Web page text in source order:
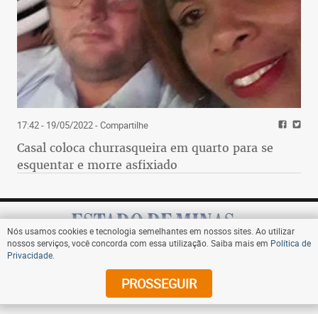
17:42 - 19/05/2022- Compartilhe
Casal coloca churrasqueira em quarto para se
esquentar e morre asfixiado
Assine
Nós usamos cookies e tecnologia semelhantes em nossos sites. Ao utilizar
nossos serviços, você concorda com essa utilização. Saiba mais em Política de
Privacidade
PROSSEGUIR